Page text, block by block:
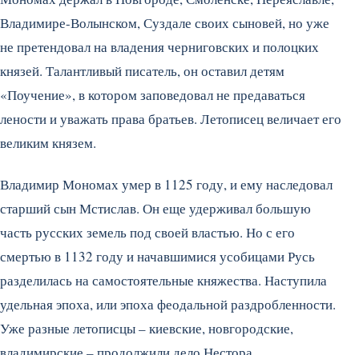
Владимире-Волынском, Суздале своих сыновей, но уже
не претендовал на владения черниговских и полоцких
князей. Талантливый писатель, он оставил детям
«Поучение», в котором заповедовал не предаваться
лености и уважать права братьев. Летописец величает его
великим князем.
Владимир Мономах умер в 1125 году, и ему наследовал
старший сын Мстислав. Он еще удерживал большую
часть русских земель под своей властью. Но с его
смертью в 1132 году и начавшимися усобицами Русь
разделилась на самостоятельные княжества. Наступила
удельная эпоха, или эпоха феодальной раздробленности.
Уже разные летописцы – киевские, новгородские,